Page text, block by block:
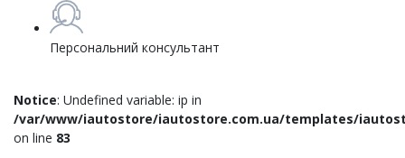
Персональний консультант
Notice: Undefined variable: ip in
/var/www/iautostore/iautostore.com.ua/templates/
on line 83